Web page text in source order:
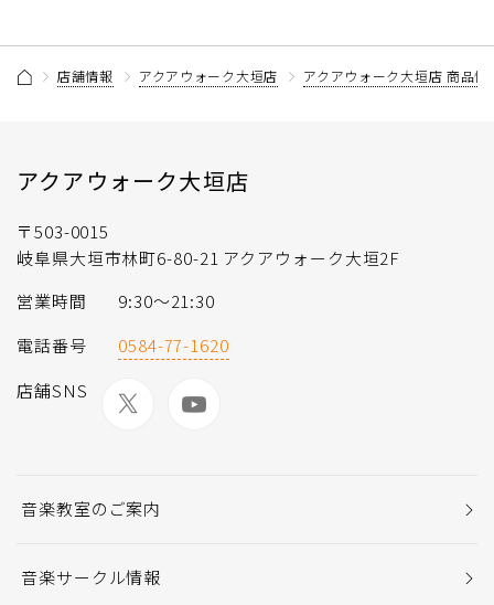
店舗情報 アクアウォーク大垣店 アクアウォーク大垣店 商品情
アクアウォーク大垣店
〒503-0015
岐阜県大垣市林町6-80-21 アクアウォーク大垣2F
営業時間
9:30～21:30
電話番号
0584-77-1620
店舗SNS
音楽教室のご案内
音楽サークル情報